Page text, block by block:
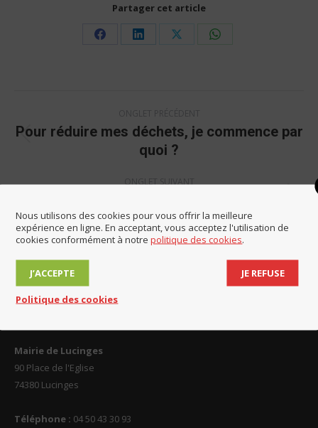
Partager cet article
Share
Share
Share
Share
de
commentaire
Onglet
Pour réduire mes déchets, je commence par
quoi ?
ONGLET SUIVANT
suivant
Mairie de Lucinges
90 Place de l'Eglise
74380 Lucinges
Téléphone : 04 50 43 30 93
Nous utilisons des cookies pour vous offrir la meilleure
expérience en ligne. En acceptant, vous acceptez l'utilisation de
cookies conformément à notrepolitique des cookies.
J’ACCEPTE JE REFUSE
Politique des cookies